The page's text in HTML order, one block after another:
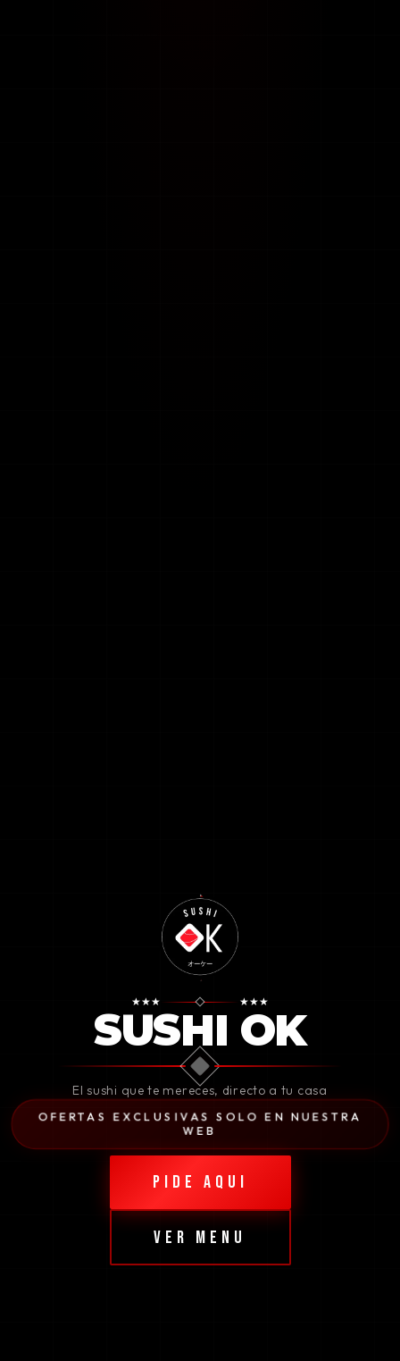
★★★ ★★★
SUSHI OK
El sushi que te mereces, directo a tu casa
OFERTAS EXCLUSIVAS SOLO EN NUESTRA
WEB
PIDE AQUI
VER MENU